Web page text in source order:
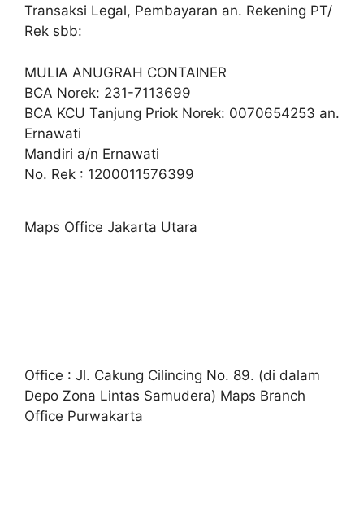
Transaksi Legal, Pembayaran an. Rekening PT/
Rek sbb:
MULIA ANUGRAH CONTAINER
BCA Norek: 231-7113699
BCA KCU Tanjung Priok Norek: 0070654253 an.
Ernawati
Mandiri a/n Ernawati
No. Rek : 1200011576399
Maps Office Jakarta Utara
Office : Jl. Cakung Cilincing No. 89. (di dalam
Depo Zona Lintas Samudera) Maps Branch
Office Purwakarta